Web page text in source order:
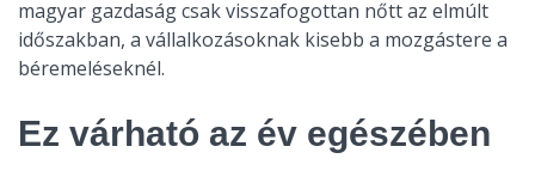
magyar gazdaság csak visszafogottan nőtt az elmúlt
időszakban, a vállalkozásoknak kisebb a mozgástere a
béremeléseknél.
Ez várható az év egészében